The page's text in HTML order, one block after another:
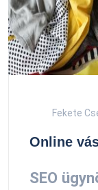
Fekete
Online
SEO